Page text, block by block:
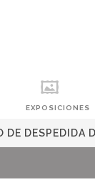
EXPOSICIONES
DESPEDIDA